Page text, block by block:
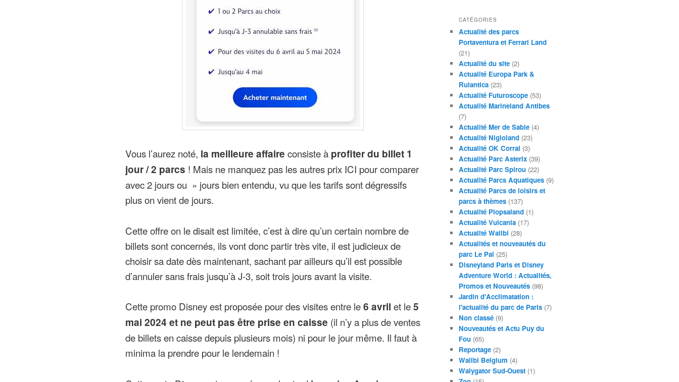
Vous l’aurez noté, la meilleure affaire consiste à profiter du billet 1
jour / 2 parcs ! Mais ne manquez pas les autres prix ICI pour comparer
avec 2 jours ou » jours bien entendu, vu que les tarifs sont dégressifs
plus on vient de jours.
Cette offre on le disait est limitée, c’est à dire qu’un certain nombre de
billets sont concernés, ils vont donc partir très vite, il est judicieux de
choisir sa date dès maintenant, sachant par ailleurs qu’il est possible
d’annuler sans frais jusqu’à J-3, soit trois jours avant la visite.
Cette promo Disney est proposée pour des visites entre le6 avril et le5
mai 2024 et ne peut pas être prise en caisse (il n’y a plus de ventes
de billets en caisse depuis plusieurs mois) ni pour le jour même. Il faut à
minima la prendre pour le lendemain !
CATÉGORIES
Actualité des parcs
Portaventura et Ferrari Land
(21)
Actualité du site (2)
Actualité Europa Park &
Rulantica (23)
Actualité Futuroscope (53)
Actualité Marineland Antibes
(7)
Actualité Mer de Sable (4)
Actualité Nigloland (23)
Actualité OK Corral (3)
Actualité Parc Asterix (39)
Actualité Parc Spirou (22)
Actualité Parcs Aquatiques (9)
Actualité Parcs de loisirs et
parcs à thèmes (137)
Actualité Plopsaland (1)
Actualité Vulcania (17)
Actualité Walibi (28)
Actualités et nouveautés du
parc Le Pal (25)
Disneyland Paris et Disney
Adventure World : Actualités,
Promos et Nouveautés (98)
Jardin d'Acclimatation :
l'actualité du parc de Paris (7)
Non classé (9)
Nouveautés et Actu Puy du
Fou (65)
Reportage (2)
Walibi Belgium (4)
Walygator Sud-Ouest (1)